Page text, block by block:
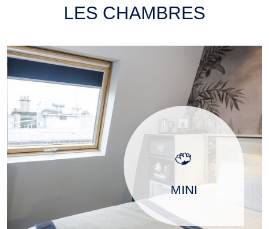
LES CHAMBRES
MINI